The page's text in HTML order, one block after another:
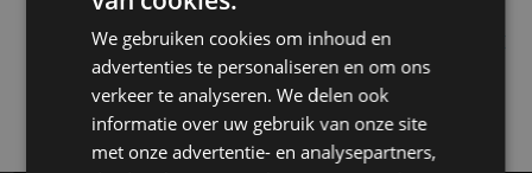
Opel Astra GSe en Astra Sports Tourer GSe:
dit zijn ze!
Nieuwste berichten
We gebruiken cookies om inhoud en
advertenties te personaliseren en om ons
verkeer te analyseren. We delen ook
informatie over uw gebruik van onze site
met onze advertentie- en analysepartners,